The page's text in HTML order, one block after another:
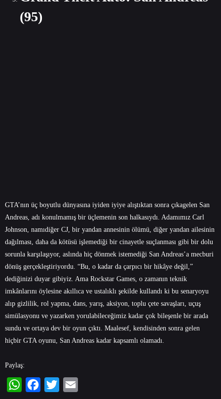
(95)
GTA’nın üç boyutlu dünyasına iyiden iyiye alıştıktan sonra çıkagelen San
Andreas, adı konulmamış bir üçlemenin son halkasıydı. Adamımız Carl
Johnson, namıdiğer CJ, bir yandan annesinin ölümü, diğer yandan ailesinin
dağılması, daha da kötüsü işlemediği bir cinayetle suçlanması gibi bir dolu
sorunla karşılaşıyor, aslında hiç dönmek istemediği San Andreas’a mecburi
dönüş gerçekleştiriyordu. “Bu, o kadar da çarpıcı bir hikâye değil,”
dediğinizi duyar gibiyiz. Ama Rockstar Games, o zamanın teknik
imkânlarını öylesine akıllıca ve ustalıklı şekilde kullandı ki bu senaryoyu
alıp gizlilik, rol yapma, dans, yarış, aksiyon, toplu çete savaşları, uçuş
simülasyonu ve yazarken yorulabileceğimiz kadar çok bileşenle bir arada
sundu ve ortaya dev bir oyun çıktı. Maalesef, kendisinden sonra gelen
hiçbir GTA oyunu, San Andreas kadar kapsamlı olamadı.
Paylaş: